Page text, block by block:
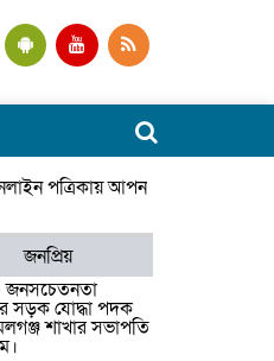
পত্রিকায় আপনাকে স্বাগতম।
জনপ্রিয়
জনসচেতনতা
সড়ক যোদ্ধা পদক
শাখার সভাপতি